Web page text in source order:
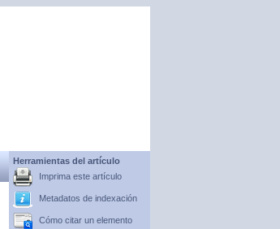
Herramientas del artículo
Imprima este artículo
Metadatos de indexación
Cómo citar un elemento